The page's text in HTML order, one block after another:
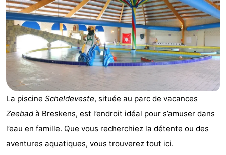
nuit
Campings
Chaumières
-
Bad
Meersee
-
Resort
De
-
La piscine Scheldeveste, située au parc de vacances
Zeebadà Breskens, est l’endroit idéal pour s’amuser dans
l’eau en famille. Que vous recherchiez la détente ou des
aventures aquatiques, vous trouverez tout ici.